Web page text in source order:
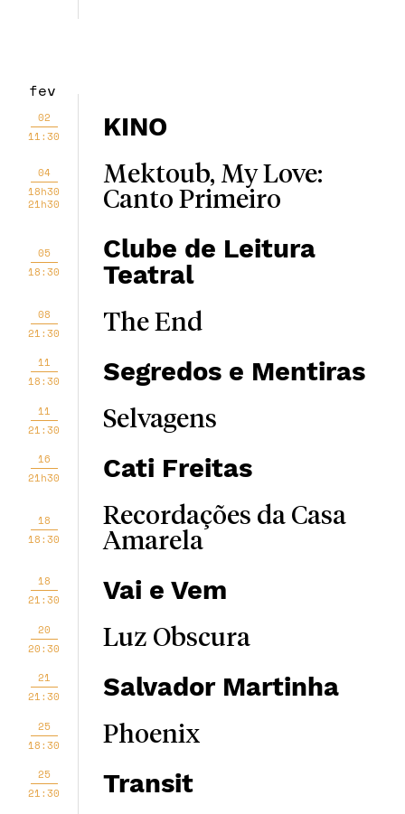
fev
02
11:30
KINO
04
18h30
21h30
Mektoub, My Love:
Canto Primeiro
05
18:30
Clube de Leitura
Teatral
08
21:30
The End
11
18:30
Segredos e Mentiras
11
21:30
Selvagens
16
21h30
Cati Freitas
18
18:30
Recordações da Casa
Amarela
18
21:30
Vai e Vem
20
20:30
Luz Obscura
21
21:30
Salvador Martinha
25
18:30
Phoenix
25
21:30
Transit